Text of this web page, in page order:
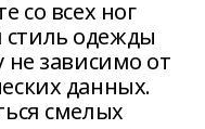
со всех ног
одежды
не зависимо от
данных.
смелых